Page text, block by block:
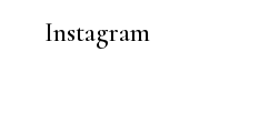
Instagram